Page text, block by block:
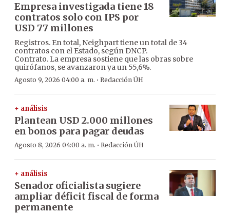
Empresa investigada tiene 18
contratos solo con IPS por
USD 77 millones
Registros. En total, Neighpart tiene un total de 34
contratos con el Estado, según DNCP.
Contrato. La empresa sostiene que las obras sobre
quirófanos, se avanzaron ya un 55,6%.
Agosto 9, 2026 04:00 a. m. · Redacción ÚH
+ análisis
Plantean USD 2.000 millones
en bonos para pagar deudas
Agosto 8, 2026 04:00 a. m. · Redacción ÚH
+ análisis
Senador oficialista sugiere
ampliar déficit fiscal de forma
permanente